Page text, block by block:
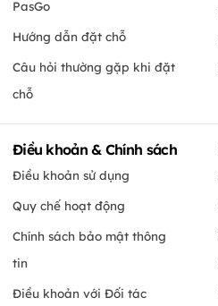
PasGo
Hướng dẫn đặt chỗ
Câu hỏi thường gặp khi đặt
chỗ
Điều khoản & Chính sách
Điều khoản sử dụng
Quy chế hoạt động
Chính sách bảo mật thông
tin
Điều khoản với Đối tác